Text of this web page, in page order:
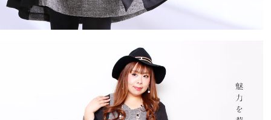
ﾒｲ
購入者
40代
確かに気になりました。
でも形といい着心地、細身えと生地と上品さとか